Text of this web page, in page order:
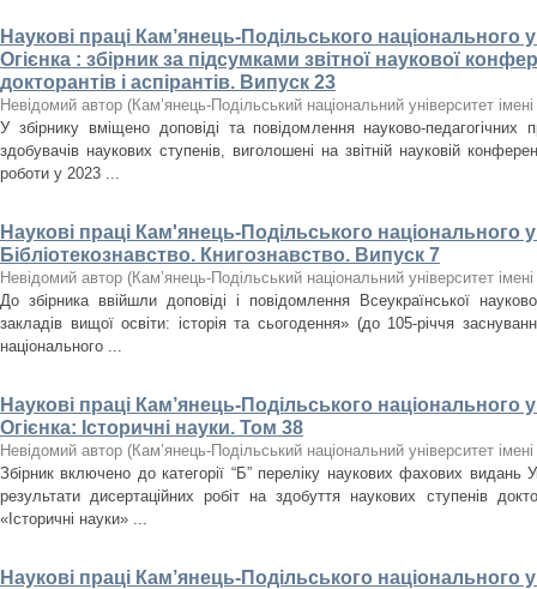
Наукові праці Кам’янець-Подільського національного
Огієнка : збірник за підсумками звітної наукової
докторантів і аспірантів. Випуск 23
Невідомий автор (Кам’янець-Подільський національний університет
У збірнику вміщено доповіді та повідомлення науково-педагогічних
здобувачів наукових ступенів, виголошені на звітній науковій
роботи у 2023 ...
Наукові праці Кам'янець-Подільського національного
Бібліотекознавство. Книгознавство. Випуск 7
Невідомий автор (Кам’янець-Подільський національний університет
До збірника ввійшли доповіді і повідомлення Всеукраїнської
закладів вищої освіти: історія та сьогодення» (до 105-річчя
національного ...
Наукові праці Кам’янець-Подільського національного
Огієнка: Історичні науки. Том 38
Невідомий автор (Кам’янець-Подільський національний університет
Збірник включено до категорії “Б” переліку наукових фахових видань
результати дисертаційних робіт на здобуття наукових ступенів
«Історичні науки» ...
Наукові праці Кам’янець-Подільського національного